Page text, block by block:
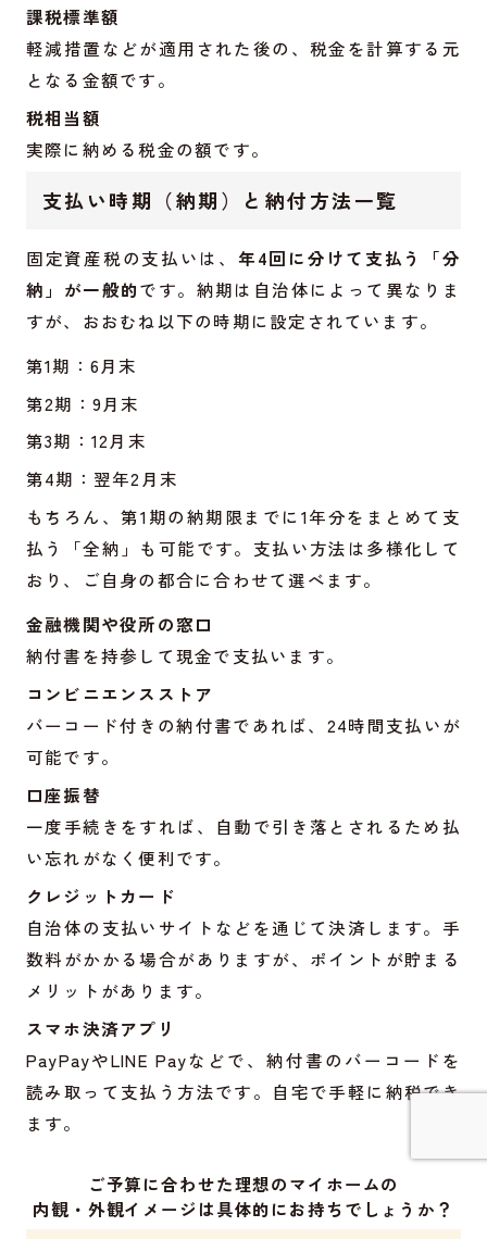
課税標準額
軽減措置などが適用された後の、税金を計算する元
となる金額です。
税相当額
実際に納める税金の額です。
支払い時期（納期）と納付方法一覧
固定資産税の支払いは、 年4回に分けて支払う「分
納」が一般的です。納期は自治体によって異なりま
すが、おおむね以下の時期に設定されています。
第1期：6月末
第2期：9月末
第3期：12月末
第4期：翌年2月末
もちろん、第1期の納期限までに1年分をまとめて支
払う「全納」も可能です。支払い方法は多様化して
おり、ご自身の都合に合わせて選べます。
金融機関や役所の窓口
納付書を持参して現金で支払います。
コンビニエンスストア
バーコード付きの納付書であれば、24時間支払いが
可能です。
口座振替
一度手続きをすれば、自動で引き落とされるため払
い忘れがなく便利です。
クレジットカード
自治体の支払いサイトなどを通じて決済します。手
数料がかかる場合がありますが、ポイントが貯まる
メリットがあります。
スマホ決済アプリ
PayPayやLINE Payなどで、納付書のバーコードを
読み取って支払う方法です。自宅で手軽に納税でき
ます。
ご予算に合わせた理想のマイホームの
内観・外観イメージは具体的にお持ちでしょうか？
詳しく見てみる